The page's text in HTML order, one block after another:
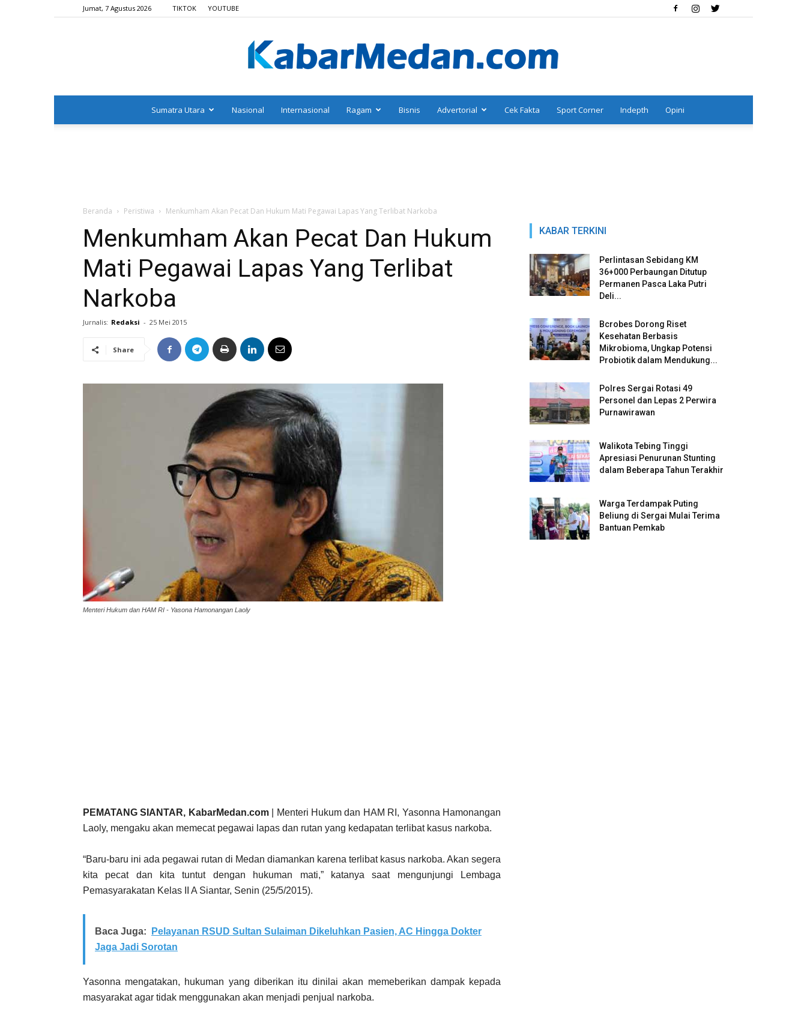
Jumat, 7 Agustus 2026 TIKTOK YOUTUBE
Sumatra Utara Nasional Internasional Ragam Bisnis Advertorial Cek Fakta Sport Corner Indepth Opini
Beranda Peristiwa Menkumham Akan Pecat Dan Hukum Mati Pegawai Lapas Yang Terlibat Narkoba
Menkumham Akan Pecat Dan Hukum
Mati Pegawai Lapas Yang Terlibat
Narkoba
Jurnalis: Redaksi - 25 Mei 2015
Share
Menteri Hukum dan HAM RI - Yasona Hamonangan Laoly
PEMATANG SIANTAR, KabarMedan.com| Menteri Hukum dan HAM RI, Yasonna Hamonangan
Laoly, mengaku akan memecat pegawai lapas dan rutan yang kedapatan terlibat kasus narkoba.
“Baru-baru ini ada pegawai rutan di Medan diamankan karena terlibat kasus narkoba. Akan segera
kita pecat dan kita tuntut dengan hukuman mati,” katanya saat mengunjungi Lembaga
Pemasyarakatan Kelas II A Siantar, Senin (25/5/2015).
Baca Juga:
Pelayanan RSUD Sultan Sulaiman Dikeluhkan Pasien, AC Hingga Dokter
Jaga Jadi Sorotan
Yasonna mengatakan, hukuman yang diberikan itu dinilai akan memeberikan dampak kepada
masyarakat agar tidak menggunakan akan menjadi penjual narkoba.
KABAR TERKINI
Perlintasan Sebidang KM
36+000 Perbaungan Ditutup
Permanen Pasca Laka Putri
Deli...
Bcrobes Dorong Riset
Kesehatan Berbasis
Mikrobioma, Ungkap Potensi
Probiotik dalam Mendukung...
Polres Sergai Rotasi 49
Personel dan Lepas 2 Perwira
Purnawirawan
Walikota Tebing Tinggi
Apresiasi Penurunan Stunting
dalam Beberapa Tahun Terakhir
Warga Terdampak Puting
Beliung di Sergai Mulai Terima
Bantuan Pemkab